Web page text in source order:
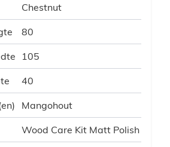
Chestnut
80
105
40
Mangohout
Wood Care Kit Matt Polish